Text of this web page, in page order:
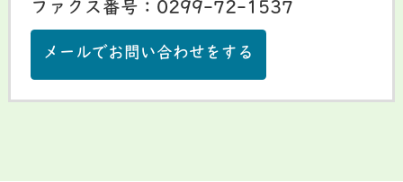
ファクス番号：0299-72-1537
メールでお問い合わせをする